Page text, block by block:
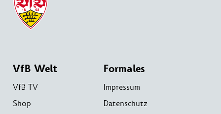
VfB Welt
VfB TV
Shop
Formales
Impressum
Datenschutz